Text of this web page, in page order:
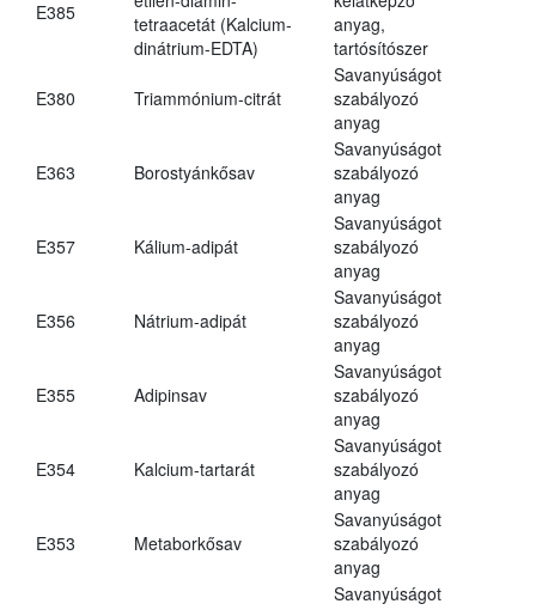
E385
tetraacetát (Kalcium-
dinátrium-EDTA)
anyag,
tartósítószer
E380 Triammónium-citrát
Savanyúságot
szabályozó
anyag
E363 Borostyánkősav
Savanyúságot
szabályozó
anyag
E357 Kálium-adipát
Savanyúságot
szabályozó
anyag
E356 Nátrium-adipát
Savanyúságot
szabályozó
anyag
E355 Adipinsav
Savanyúságot
szabályozó
anyag
E354 Kalcium-tartarát
Savanyúságot
szabályozó
anyag
E353 Metaborkősav
Savanyúságot
szabályozó
anyag
Savanyúságot